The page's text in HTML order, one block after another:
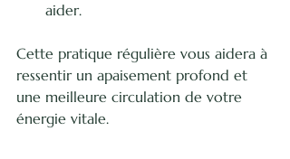
aider.
Cette pratique régulière vous aidera à
ressentir un apaisement profond et
une meilleure circulation de votre
énergie vitale.